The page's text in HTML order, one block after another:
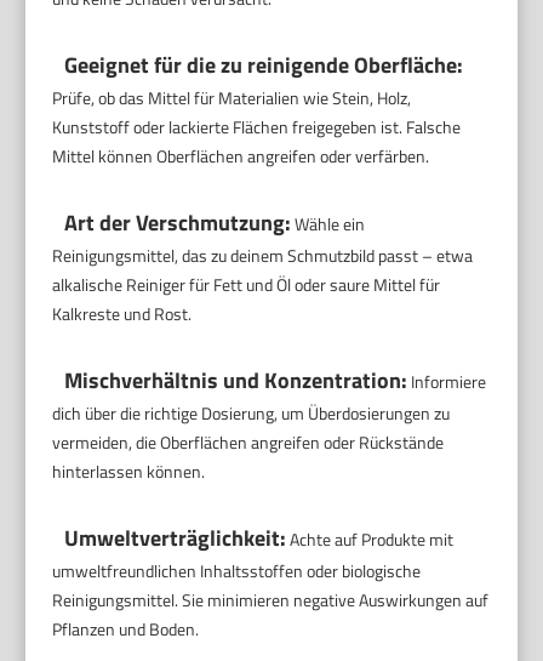
Geeignet für die zu reinigende Oberfläche:
Prüfe, ob das Mittel für Materialien wie Stein, Holz,
Kunststoff oder lackierte Flächen freigegeben ist. Falsche
Mittel können Oberflächen angreifen oder verfärben.
Art der Verschmutzung:Wähle ein
Reinigungsmittel, das zu deinem Schmutzbild passt – etwa
alkalische Reiniger für Fett und Öl oder saure Mittel für
Kalkreste und Rost.
Mischverhältnis und Konzentration: Informiere
dich über die richtige Dosierung, um Überdosierungen zu
vermeiden, die Oberflächen angreifen oder Rückstände
hinterlassen können.
Umweltverträglichkeit:Achte auf Produkte mit
umweltfreundlichen Inhaltsstoffen oder biologische
Reinigungsmittel. Sie minimieren negative Auswirkungen auf
Pflanzen und Boden.